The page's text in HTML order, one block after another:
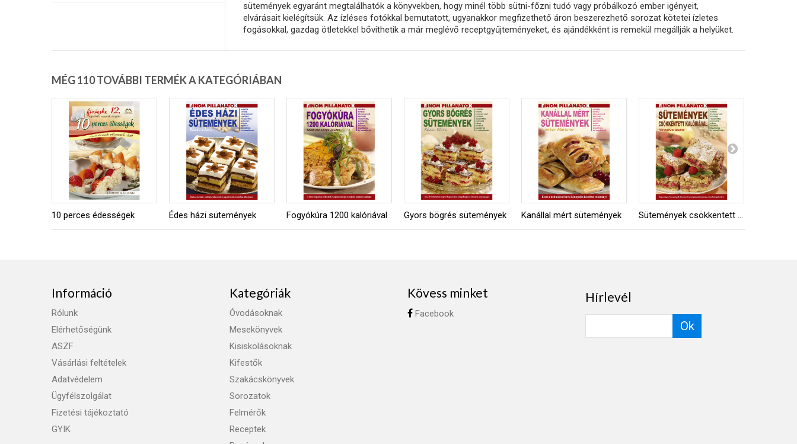
sütemények egyaránt megtalálhatók a könyvekben, hogy minél több sütni-főzni tudó vagy próbálkozó ember igényeit,
elvárásait kielégítsük. Az ízléses fotókkal bemutatott, ugyanakkor megfizethető áron beszerezhető sorozat kötetei ízletes
fogásokkal, gazdag ötletekkel bővíthetik a már meglévő receptgyűjteményeket, és ajándékként is remekül megállják a helyüket.
MÉG 110 TOVÁBBI TERMÉK A KATEGÓRIÁBAN
10 perces édességek Édes házi sütemények Fogyókúra 1200 kalóriával Gyors bögrés sütemények Kanállal mért sütemények Sütemények csökkentett kalóriával
Információ
Rólunk
Elérhetőségünk
ASZF
Vásárlási feltételek
Adatvédelem
Ügyfélszolgálat
Fizetési tájékoztató
GYIK
Kategóriák
Óvodásoknak
Mesekönyvek
Kisiskolásoknak
Kifestők
Szakácskönyvek
Sorozatok
Felmérők
Receptek
Kövess minket
Facebook
Hírlevél
Ok